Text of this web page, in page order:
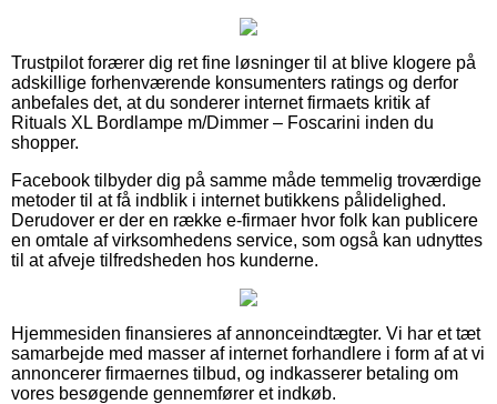
Trustpilot forærer dig ret fine løsninger til at blive klogere på
adskillige forhenværende konsumenters ratings og derfor
anbefales det, at du sonderer internet firmaets kritik af
Rituals XL Bordlampe m/Dimmer – Foscarini inden du
shopper.
Facebook tilbyder dig på samme måde temmelig troværdige
metoder til at få indblik i internet butikkens pålidelighed.
Derudover er der en række e-firmaer hvor folk kan publicere
en omtale af virksomhedens service, som også kan udnyttes
til at afveje tilfredsheden hos kunderne.
Hjemmesiden finansieres af annonceindtægter. Vi har et tæt
samarbejde med masser af internet forhandlere i form af at vi
annoncerer firmaernes tilbud, og indkasserer betaling om
vores besøgende gennemfører et indkøb.